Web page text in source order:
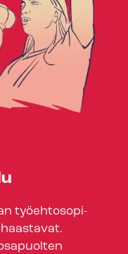
työ­eh­to­so­pi­